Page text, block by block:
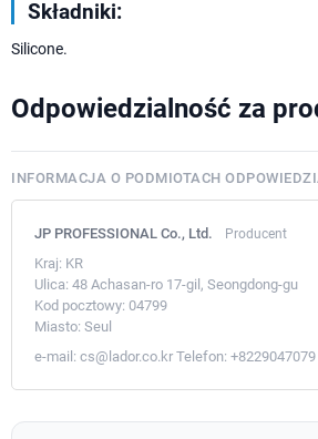
Składniki:
Silicone.
Odpowiedzialność za
INFORMACJA O PODMIOTACH
JP PROFESSIONAL Co., Ltd. Producent
Kraj: KR
Ulica: 48 Achasan-ro 17-gil, Seongdong-gu
Kod pocztowy: 04799
Miasto: Seul
e-mail: cs@lador.co.kr Telefon: +8229047079